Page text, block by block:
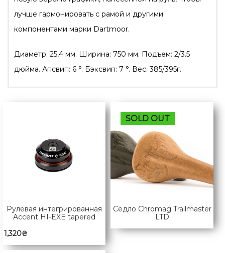
лучше гармонировать с рамой и другими
компонентами марки Dartmoor.
Диаметр: 25,4 мм. Ширина: 750 мм. Подъем: 2/3.5
дюйма. Апсвип: 6 °. Бэксвип: 7 °. Вес: 385/395г.
Рулевая интегрированная
Accent HI-EXE tapered
1,320₴
SOLD OUT
Седло Chromag Trailmaster
LTD